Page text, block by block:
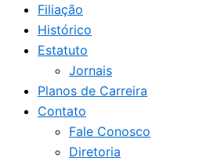
Filiação
Histórico
Estatuto
Jornais
Planos de Carreira
Contato
Fale Conosco
Diretoria